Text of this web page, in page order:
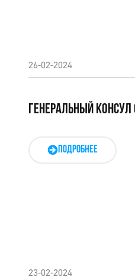
26-02-2024
ГЕНЕРАЛЬНЫЙ
ПОДРОБНЕЕ
23-02-2024